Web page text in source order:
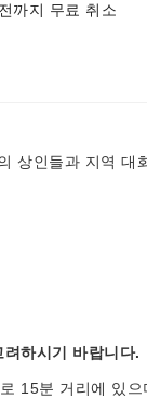
까지 무료 취소
상인들과 지역 대
하시기 바랍니다.
15분 거리에 있